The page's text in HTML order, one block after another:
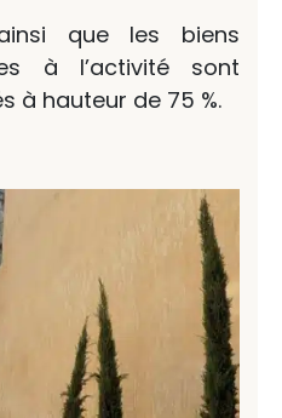
que les biens
à l’activité sont
à hauteur de 75 %.